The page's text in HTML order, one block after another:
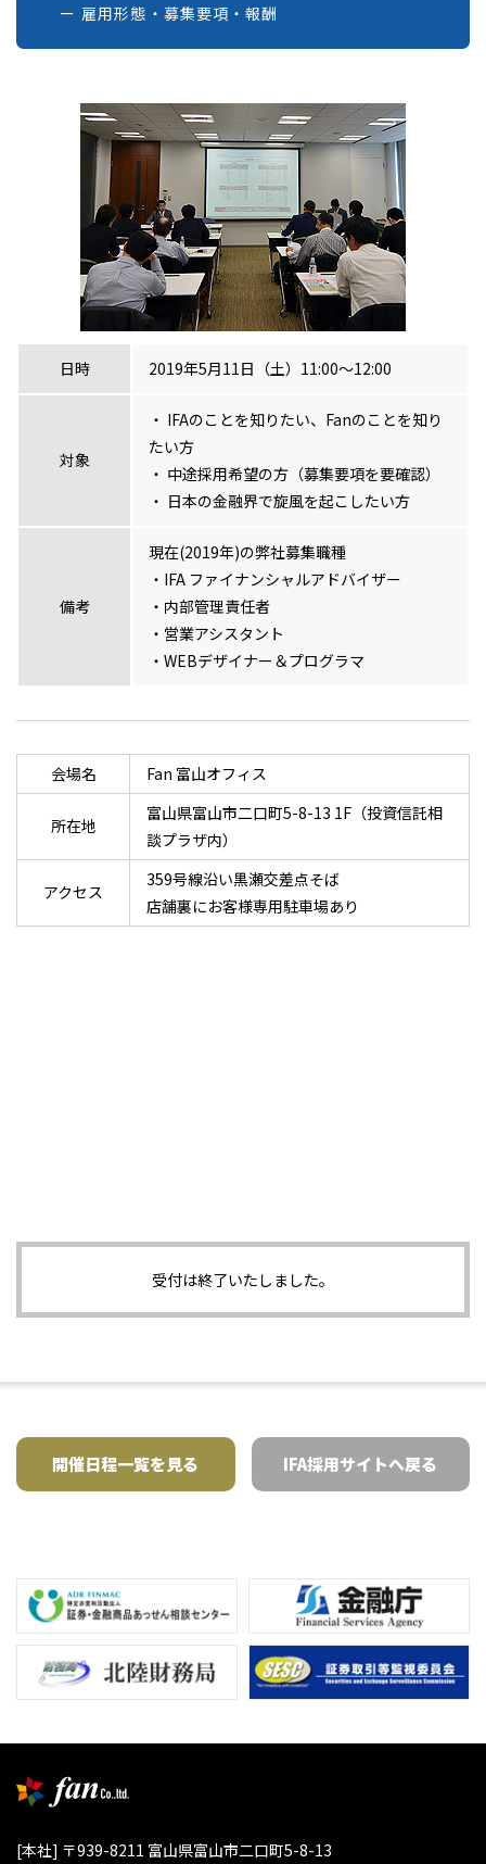
雇用形態・募集要項・報酬
日時 2019年5月11日（土）11:00～12:00
対象
IFAのことを知りたい、Fanのことを知り
たい方
中途採用希望の方（募集要項を要確認）
日本の金融界で旋風を起こしたい方
備考
現在(2019年)の弊社募集職種
・IFA ファイナンシャルアドバイザー
・内部管理責任者
・営業アシスタント
・WEBデザイナー＆プログラマ
会場名 Fan 富山オフィス
所在地
富山県富山市二口町5-8-13 1F（投資信託相
談プラザ内）
アクセス
359号線沿い黒瀬交差点そば
店舗裏にお客様専用駐車場あり
受付は終了いたしました。
開催日程一覧を見る IFA採用サイトへ戻る
[本社] 〒939-8211 富山県富山市二口町5-8-13